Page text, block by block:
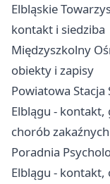
Elbląskie
kontakt i siedziba
Międzyszkolny
obiekty i zapisy
Powiatowa
Elblągu - kontakt,
chorób zakaźnych
Poradnia
Elblągu -